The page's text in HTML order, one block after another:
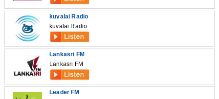
kuvalai Radio
kuvalai Radio
Lankasri FM
Lankasri FM
Leader FM